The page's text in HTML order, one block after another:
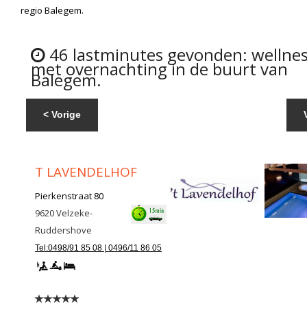
regio Balegem.
46 lastminutes gevonden:
met overnachting in de buurt van
Balegem.
< Vorige
T LAVENDELHOF
Pierkenstraat 80
9620Velzeke-
Ruddershove
Tel:0498/91 85 08 | 0496/11 86 05